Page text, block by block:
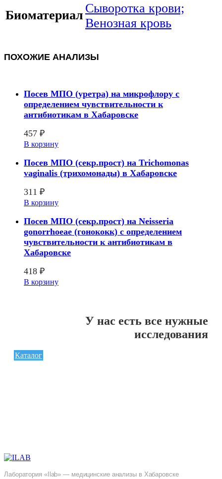
Биоматериал Сыворотка крови;
Венозная кровь
ПОХОЖИЕ АНАЛИЗЫ
Посев МПО (уретра) на микрофлору с
определением чувcтвительности к
антибиотикам в Хабаровске
457 ₽
В корзину
Посев МПО (секр.прост) на Trichomonas
vaginalis (трихомонады) в Хабаровске
311 ₽
В корзину
Посев МПО (секр.прост) на Neisseria
gonorrhoeae (гонококк) с определением
чувcтвительности к антибиотикам в
Хабаровске
418 ₽
В корзину
У нас есть все нужные
исследования
Каталог
Лаборатория «Ilab» — медицинские анализы в Хабаровске